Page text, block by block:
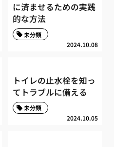
に済ませるための実践
的な方法
2024.10.08
未分類
トイレの止水栓を知っ
てトラブルに備える
2024.10.05
未分類